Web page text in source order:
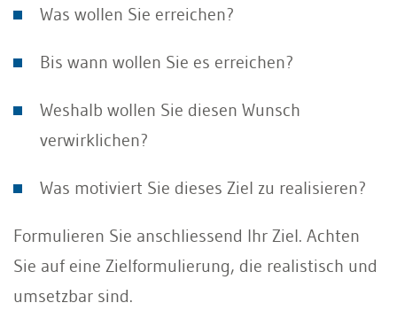
Was wollen Sie erreichen?
Bis wann wollen Sie es erreichen?
Weshalb wollen Sie diesen Wunsch
verwirklichen?
Was motiviert Sie dieses Ziel zu realisieren?
Formulieren Sie anschliessend Ihr Ziel. Achten
Sie auf eine Zielformulierung, die realistisch und
umsetzbar sind.